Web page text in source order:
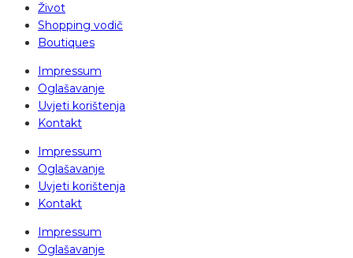
Život
Shopping vodič
Boutiques
Impressum
Oglašavanje
Uvjeti korištenja
Kontakt
Impressum
Oglašavanje
Uvjeti korištenja
Kontakt
Impressum
Oglašavanje